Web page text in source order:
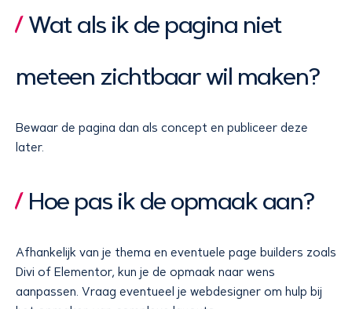
Wat als ik de pagina niet
meteen zichtbaar wil maken?
Bewaar de pagina dan als concept en publiceer deze
later.
Hoe pas ik de opmaak aan?
Afhankelijk van je thema en eventuele page builders zoals
Divi of Elementor, kun je de opmaak naar wens
aanpassen. Vraag eventueel je webdesigner om hulp bij